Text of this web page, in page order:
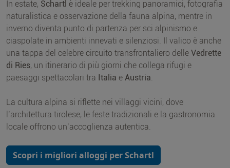
In estate, Schartl è ideale per trekking panoramici, fotografia
naturalistica e osservazione della fauna alpina, mentre in
inverno diventa punto di partenza per sci alpinismo e
ciaspolate in ambienti innevati e silenziosi. Il valico è anche
una tappa del celebre circuito transfrontaliero delle Vedrette
di Ries, un itinerario di più giorni che collega rifugi e
paesaggi spettacolari tra Italia e Austria
La cultura alpina si riflette nei villaggi vicini, dove
l’architettura tirolese, le feste tradizionali e la gastronomia
locale offrono un’accoglienza autentica.
Scopri i migliori alloggi per Schartl